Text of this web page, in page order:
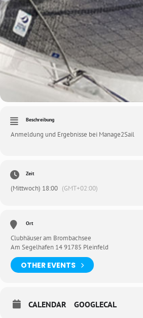
Beschreibung
Anmeldung und Ergebnisse bei Manage2Sail
Zeit
(Mittwoch) 18:00 (GMT+02:00)
Ort
Clubhäuser am Brombachsee
Am Segelhafen 14 91785 Pleinfeld
OTHER EVENTS
CALENDAR GOOGLECAL